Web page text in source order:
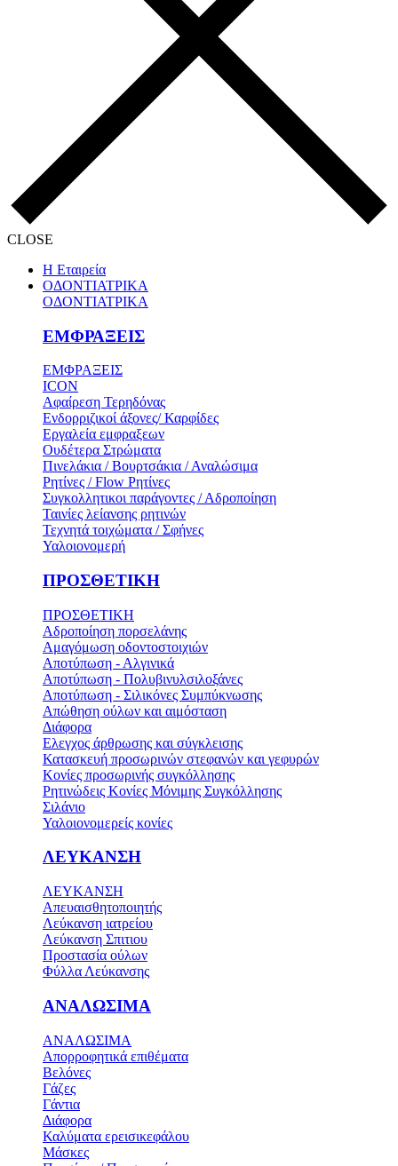
CLOSE
Η Εταιρεία
ΟΔΟΝΤΙΑΤΡΙΚΑ
ΟΔΟΝΤΙΑΤΡΙΚΑ
ΕΜΦΡΑΞΕΙΣ
ΕΜΦΡΑΞΕΙΣ
ICON
Αφαίρεση Τερηδόνας
Ενδορριζικοί άξονες/ Καρφίδες
Εργαλεία εμφραξεων
Ουδέτερα Στρώματα
Πινελάκια / Βουρτσάκια / Αναλώσιμα
Ρητίνες / Flow Ρητίνες
Συγκολλητικοι παράγοντες / Αδροποίηση
Ταινίες λείανσης ρητινών
Τεχνητά τοιχώματα / Σφήνες
Υαλοιονομερή
ΠΡΟΣΘΕΤΙΚΗ
ΠΡΟΣΘΕΤΙΚΗ
Αδροποίηση πορσελάνης
Αμαγόμωση οδοντοστοιχιών
Αποτύπωση - Αλγινικά
Αποτύπωση - Πολυβινυλσιλοξάνες
Αποτύπωση - Σιλικόνες Συμπύκνωσης
Απώθηση ούλων και αιμόσταση
Διάφορα
Ελεγχος άρθρωσης και σύγκλεισης
Κατασκευή προσωρινών στεφανών και γεφυρών
Κονίες προσωρινής συγκόλλησης
Ρητινώδεις Κονίες Μόνιμης Συγκόλλησης
Σιλάνιο
Υαλοιονομερείς κονίες
ΛΕΥΚΑΝΣΗ
ΛΕΥΚΑΝΣΗ
Απευαισθητοποιητής
Λεύκανση ιατρείου
Λεύκανση Σπιτιου
Προστασία ούλων
Φύλλα Λεύκανσης
ΑΝΑΛΩΣΙΜΑ
ΑΝΑΛΩΣΙΜΑ
Απορροφητικά επιθέματα
Βελόνες
Γάζες
Γάντια
Διάφορα
Καλύματα ερεισικεφάλου
Μάσκες